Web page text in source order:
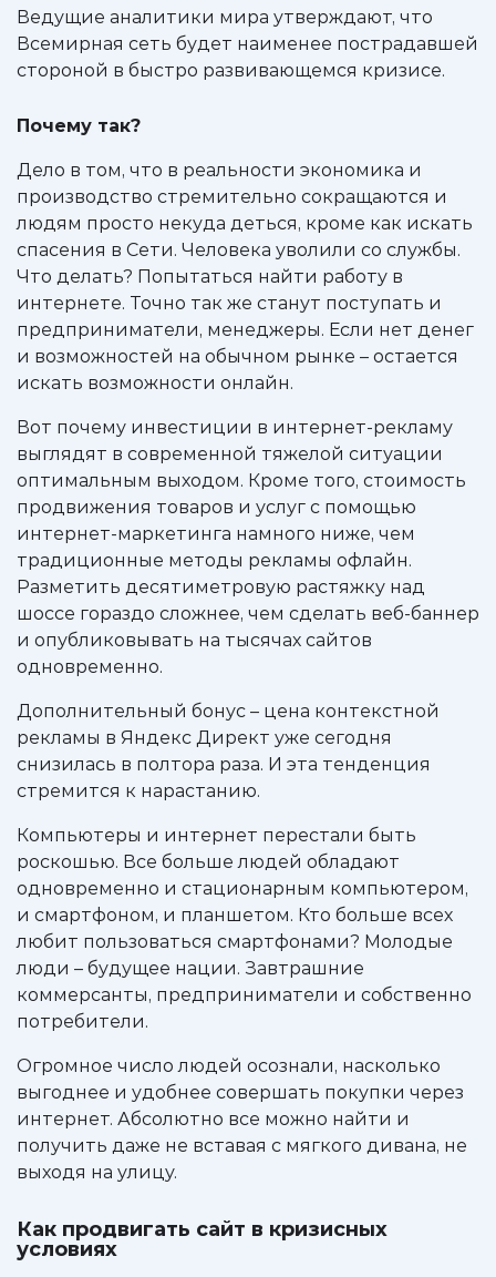
Ведущие аналитики мира утверждают, что
Всемирная сеть будет наименее пострадавшей
стороной в быстро развивающемся кризисе.
Почему так?
Дело в том, что в реальности экономика и
производство стремительно сокращаются и
людям просто некуда деться, кроме как искать
спасения в Сети. Человека уволили со службы.
Что делать? Попытаться найти работу в
интернете. Точно так же станут поступать и
предприниматели, менеджеры. Если нет денег
и возможностей на обычном рынке – остается
искать возможности онлайн.
Вот почему инвестиции в интернет-рекламу
выглядят в современной тяжелой ситуации
оптимальным выходом. Кроме того, стоимость
продвижения товаров и услуг с помощью
интернет-маркетинга намного ниже, чем
традиционные методы рекламы офлайн.
Разметить десятиметровую растяжку над
шоссе гораздо сложнее, чем сделать веб-баннер
и опубликовывать на тысячах сайтов
одновременно.
Дополнительный бонус – цена контекстной
рекламы в Яндекс Директ уже сегодня
снизилась в полтора раза. И эта тенденция
стремится к нарастанию.
Компьютеры и интернет перестали быть
роскошью. Все больше людей обладают
одновременно и стационарным компьютером,
и смартфоном, и планшетом. Кто больше всех
любит пользоваться смартфонами? Молодые
люди – будущее нации. Завтрашние
коммерсанты, предприниматели и собственно
потребители.
Огромное число людей осознали, насколько
выгоднее и удобнее совершать покупки через
интернет. Абсолютно все можно найти и
получить даже не вставая с мягкого дивана, не
выходя на улицу.
Как продвигать сайт в кризисных
условиях